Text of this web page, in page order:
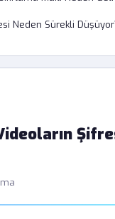
Neden Sürekli